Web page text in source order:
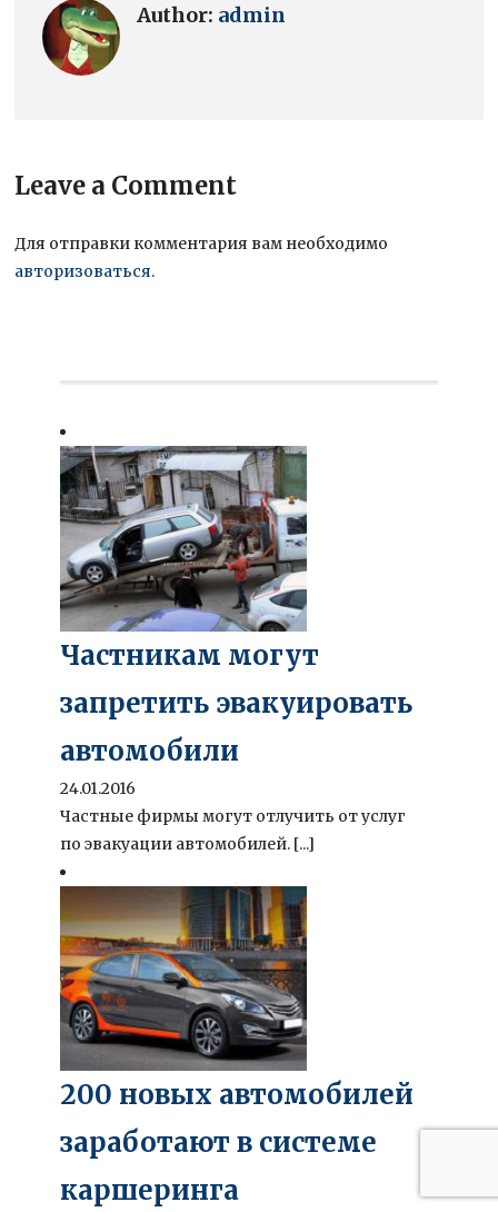
Author: admin
Leave a Comment
Для отправки комментария вам необходимо
авторизоваться.
Частникам могут
запретить эвакуировать
автомобили
24.01.2016
Частные фирмы могут отлучить от услуг
по эвакуации автомобилей. [...]
200 новых автомобилей
заработают в системе
каршеринга